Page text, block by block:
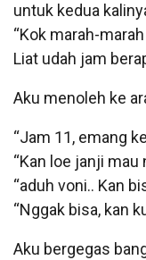
untuk kedua
“Kok marah-
Liat udah jam
Aku menoleh ke
“Jam 11, emang
“Kan loe janji
“aduh voni.. Kan
“Nggak bisa, kan
Aku bergegas